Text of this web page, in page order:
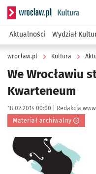
Serwis informacyjny
Aktualności Wydział
wroclaw.pl Kultura
We Wrocławiu
Kwarteneum
Data publikacji:
18.02.2014 00:00 | Autor:
Redakcja
Materiał archiwalny
Kliknij, aby powiększyć